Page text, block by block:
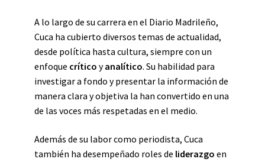
A lo largo de su carrera en el Diario Madrileño,
Cuca ha cubierto diversos temas de actualidad,
desde política hasta cultura, siempre con un
enfoque crítico yanalítico. Su habilidad para
investigar a fondo y presentar la información de
manera clara y objetiva la han convertido en una
de las voces más respetadas en el medio.
Además de su labor como periodista, Cuca
también ha desempeñado roles de liderazgo en